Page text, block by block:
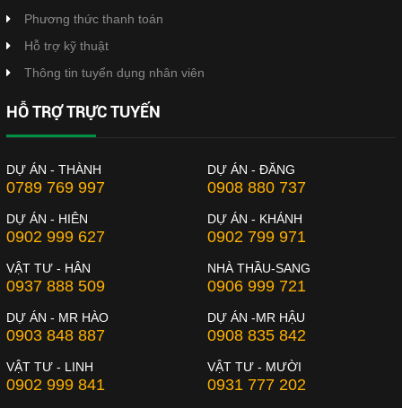
Phương thức thanh toán
Hỗ trợ kỹ thuật
Thông tin tuyển dụng nhân viên
HỖ TRỢ TRỰC TUYẾN
DỰ ÁN - THÀNH
0789 769 997
DỰ ÁN - ĐĂNG
0908 880 737
DỰ ÁN - HIÊN
0902 999 627
DỰ ÁN - KHÁNH
0902 799 971
VẬT TƯ - HÂN
0937 888 509
NHÀ THẦU-SANG
0906 999 721
DỰ ÁN - MR HÀO
0903 848 887
DỰ ÁN -MR HẬU
0908 835 842
VẬT TƯ - LINH
0902 999 841
VẬT TƯ - MƯỜI
0931 777 202